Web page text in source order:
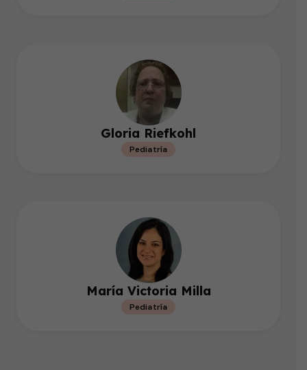
Gloria Riefkohl
Pediatría
María Victoria Milla
Pediatría